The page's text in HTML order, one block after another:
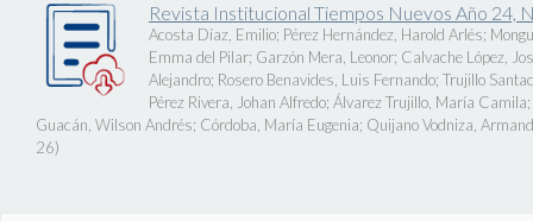
Revista Institucional Tiempos Nuevos Año 24,
Acosta Díaz, Emilio; Pérez Hernández, Harold Arlés;
Emma del Pilar; Garzón Mera, Leonor; Calvache López,
Alejandro; Rosero Benavides, Luis Fernando; Trujillo
Pérez Rivera, Johan Alfredo; Álvarez Trujillo, María Camila;
Guacán, Wilson Andrés; Córdoba, María Eugenia; Quijano Vodniza,
26)